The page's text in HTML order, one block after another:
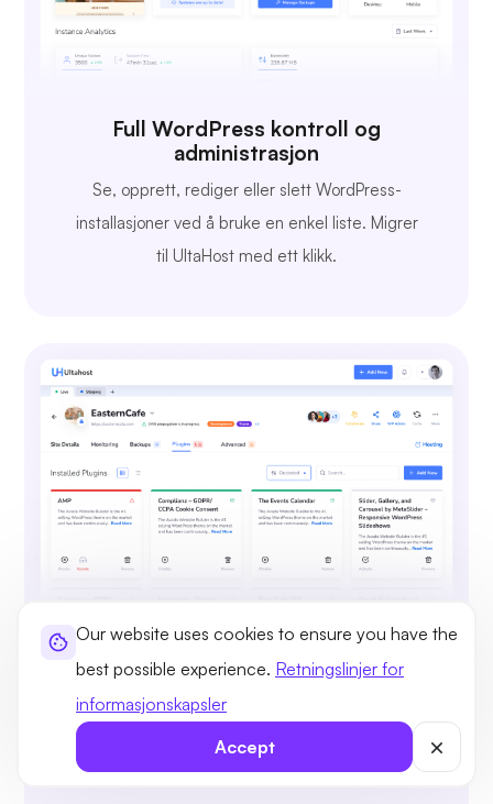
Our website uses cookies to ensure you have the
best possible experience. Retningslinjer for
informasjonskapsler
Accept
Full WordPress kontroll og
administrasjon
Se, opprett, rediger eller slett WordPress-
installasjoner ved å bruke en enkel liste. Migrer
til UltaHost med ett klikk.
Bla gjennom, installer og
administrer plugins
Installer og administrer WordPress-plugins, test
og distribuer dem enkelt uten å måtte forlate
klientområdet ditt.